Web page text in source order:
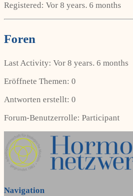
Registered: Vor 8 years. 6 months
Foren
Last Activity: Vor 8 years. 6 months
Eröffnete Themen: 0
Antworten erstellt: 0
Forum-Benutzerrolle: Participant
Navigation